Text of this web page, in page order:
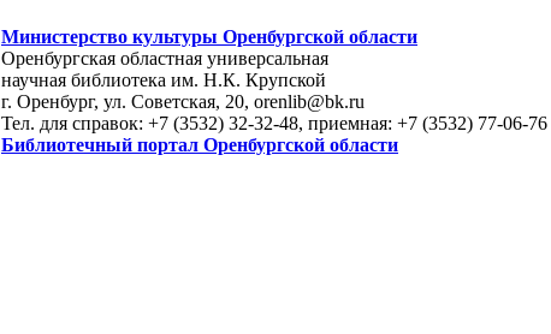
Министерство культуры Оренбургской области
Оренбургская областная универсальная
научная библиотека им. Н.К. Крупской
г. Оренбург, ул. Советская, 20, orenlib@bk.ru
Тел. для справок: +7 (3532) 32-32-48, приемная: +7 (3532) 77-06-76
Библиотечный портал Оренбургской области